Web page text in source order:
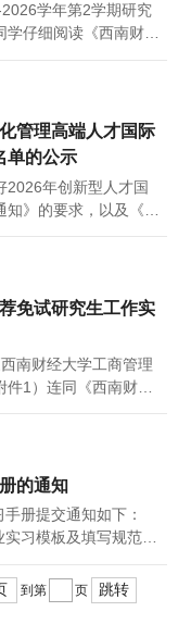
学年第2学期研究
仔细阅读《西南财经
有教师签名的纸质
（附件2）一份至学院
经大学助研岗位拟聘
管理高端人才国际
单的公示
2026年创新型人才国
》的要求，以及《创
代国际数字化管理高
单如下：序号姓名性
培博士2杨丽琴女
联培博士公
免试研究生工作实
南财经大学工商管理
1）连同《西南财经
办〔2024〕49号）
免试研究生管理办
财经大学推免生综合
年3月9日
的通知
册提交通知如下：
习模板及填写规范、
业名称必须填写完
文指导老师姓名、实
、实习单位处 填写单
到第 页 跳转